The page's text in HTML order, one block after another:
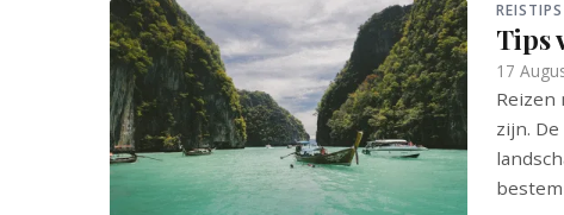
REISTIPS
Tips
17
zijn.